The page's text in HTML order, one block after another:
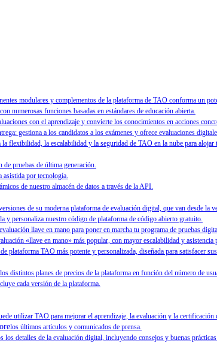
modulares y complementos de la plataforma de TAO conforma un
numerosas funciones basadas en estándares de educación abierta.
con el aprendizaje y convierte los conocimientos en acciones
gestiona a los candidatos a los exámenes y ofrece evaluaciones
flexibilidad, la escalabilidad y la seguridad de TAO en la nube para alojar
pruebas de última generación.
asistida por tecnología.
de nuestro almacén de datos a través de la API.
de su moderna plataforma de evaluación digital, que van desde
y personaliza nuestro código de plataforma de código abierto gratuito.
llave en mano para poner en marcha tu programa de pruebas
«llave en mano» más popular, con mayor escalabilidad y asistencia
plataforma TAO más potente y personalizada, diseñada para satisfacer
los distintos planes de precios de la plataforma en función del número de
cada versión de la plataforma.
utilizar TAO para mejorar el aprendizaje, la evaluación y la
los últimos artículos y comunicados de prensa.
los detalles de la evaluación digital, incluyendo consejos y buenas prácticas.